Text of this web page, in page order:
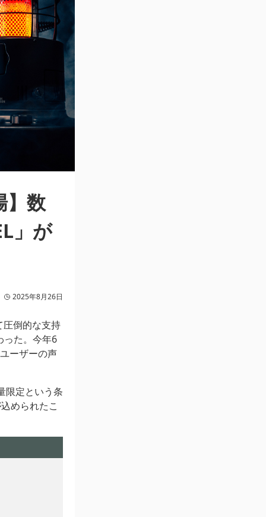
】数
」が
2025年8月26日
圧倒的な支持
った。今年6
ーザーの声
限定という条
められたこ